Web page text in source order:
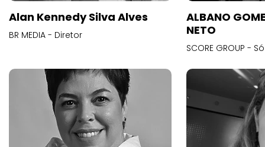
Alan Kennedy Silva Alves
BR MEDIA - Diretor
ALBANO
NETO
SCORE GROUP -